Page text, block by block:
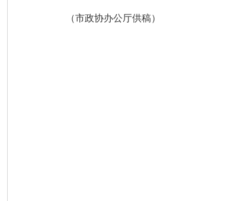
（市政协办公厅供稿）